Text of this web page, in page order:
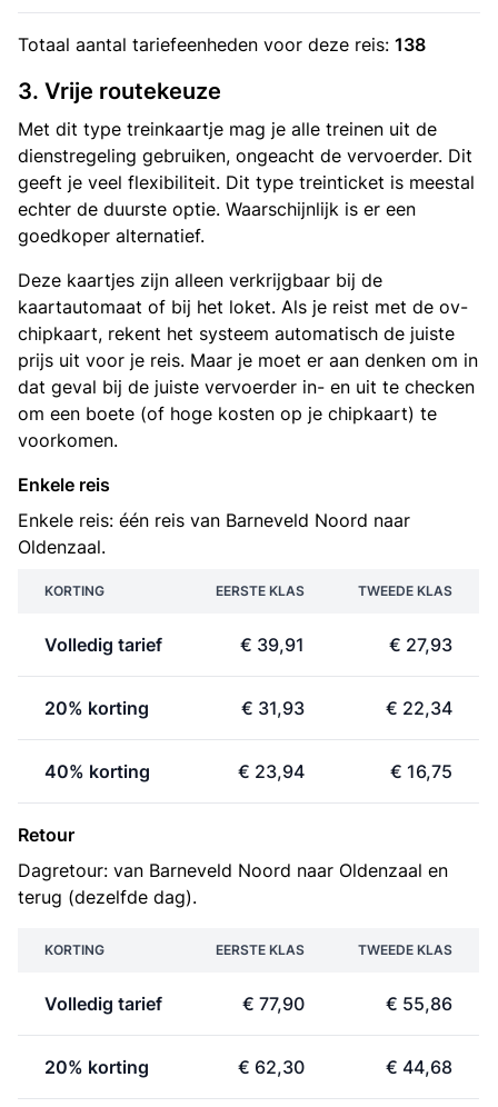
Totaal aantal tariefeenheden voor deze reis: 138
3. Vrije routekeuze
Met dit type treinkaartje mag je alle treinen uit de
dienstregeling gebruiken, ongeacht de vervoerder. Dit
geeft je veel flexibiliteit. Dit type treinticket is meestal
echter de duurste optie. Waarschijnlijk is er een
goedkoper alternatief.
Deze kaartjes zijn alleen verkrijgbaar bij de
kaartautomaat of bij het loket. Als je reist met de ov-
chipkaart, rekent het systeem automatisch de juiste
prijs uit voor je reis. Maar je moet er aan denken om in
dat geval bij de juiste vervoerder in- en uit te checken
om een boete (of hoge kosten op je chipkaart) te
voorkomen.
Enkele reis
Enkele reis: één reis van Barneveld Noord naar
Oldenzaal.
KORTING EERSTE KLAS TWEEDE KLAS
Volledig tarief € 39,91 € 27,93
20% korting € 31,93 € 22,34
40% korting € 23,94 € 16,75
Retour
Dagretour: van Barneveld Noord naar Oldenzaal en
terug (dezelfde dag).
KORTING EERSTE KLAS TWEEDE KLAS
Volledig tarief € 77,90 € 55,86
20% korting € 62,30 € 44,68